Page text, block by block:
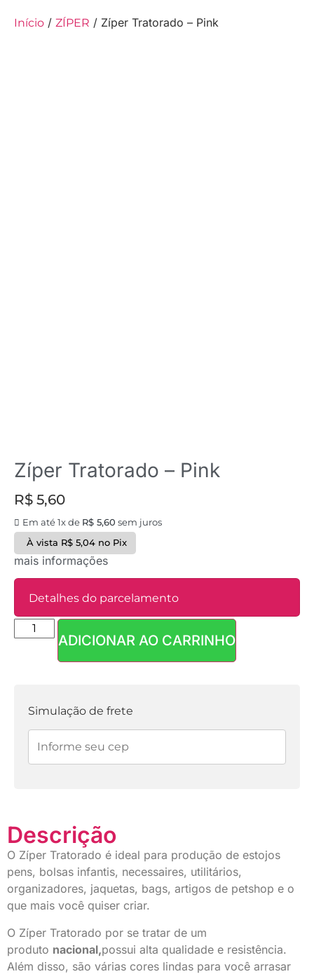
Início / ZÍPER / Zíper Tratorado – Pink
Zíper Tratorado – Pink
R$ 5,60
Em até 1x de R$ 5,60 sem juros
À vista R$5,04 no Pix
mais informações
Detalhes do parcelamento
Parcelas:ADICIONAR AO CARRINHO
Simulação de frete
Descrição
O Zíper Tratorado é ideal para produção de estojos
pens, bolsas infantis, necessaires, utilitários,
organizadores, jaquetas, bags, artigos de petshop e o
que mais você quiser criar.
O Zíper Tratorado por se tratar de um
produto nacional,possui alta qualidade e resistência.
Além disso, são várias cores lindas para você arrasar